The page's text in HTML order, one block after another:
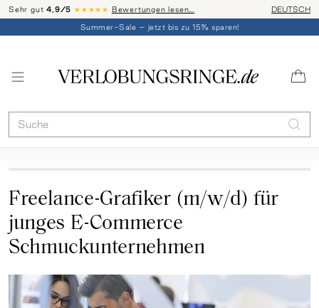
Sehr gut4,9/5 ★★★★★ Bewertungen lesen… Telefon-
DEUTSCH
Summer-Sale – jetzt bis zu 15% sparen!
Freelance-Grafiker (m/w/d) für
junges E-Commerce
Schmuckunternehmen